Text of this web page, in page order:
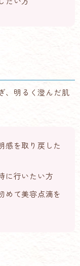
、明るく澄んだ肌
感を取り戻した
に行いたい方
めて美容点滴を